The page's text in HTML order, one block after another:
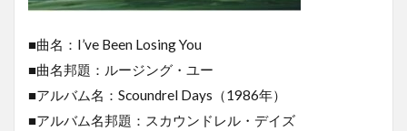
■曲名：I’ve Been Losing You
■曲名邦題：ルージング・ユー
■アルバム名：Scoundrel Days（1986年）
■アルバム名邦題：スカウンドレル・デイズ